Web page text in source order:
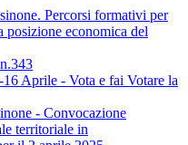
Percorsi formativi per
posizione economica del
Aprile - Vota e fai Votare la
- Convocazione
territoriale in